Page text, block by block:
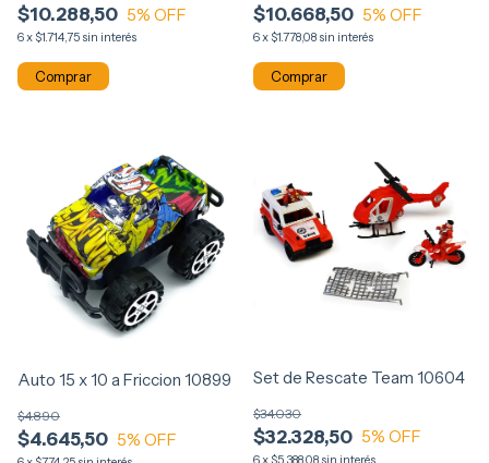
$10.288,50 5% OFF
6x$1.714,75 sin interés
$10.668,50 5% OFF
6x$1.778,08 sin interés
Auto 15 x 10 a Friccion 10899
$4.645,50
$4.890
5% OFF
Set de Rescate Team 10604
$32.328,50
$34.030
5% OFF
6 x$5.388,08 sin interés